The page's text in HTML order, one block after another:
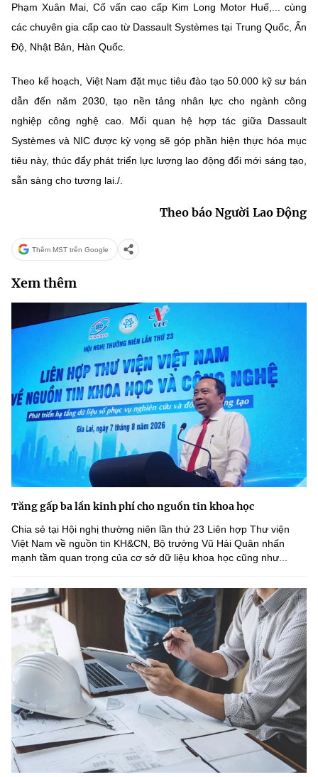
Phạm Xuân Mai, Cố vấn cao cấp Kim Long Motor Huế,... cùng
các chuyên gia cấp cao từ Dassault Systèmes tại Trung Quốc, Ấn
Độ, Nhật Bản, Hàn Quốc.
Theo kế hoạch, Việt Nam đặt mục tiêu đào tạo 50.000 kỹ sư bán
dẫn đến năm 2030, tạo nền tảng nhân lực cho ngành công
nghiệp công nghệ cao. Mối quan hệ hợp tác giữa Dassault
Systèmes và NIC được kỳ vọng sẽ góp phần hiện thực hóa mục
tiêu này, thúc đẩy phát triển lực lượng lao động đổi mới sáng tạo,
sẵn sàng cho tương lai./.
Theo báo Người Lao Động
Thêm MST trên Google
Xem thêm
Tăng gấp ba lần kinh phí cho nguồn tin khoa học
Chia sẻ tại Hội nghị thường niên lần thứ 23 Liên hợp Thư viện
Việt Nam về nguồn tin KH&CN, Bộ trưởng Vũ Hải Quân nhấn
mạnh tầm quan trọng của cơ sở dữ liệu khoa học cũng như...